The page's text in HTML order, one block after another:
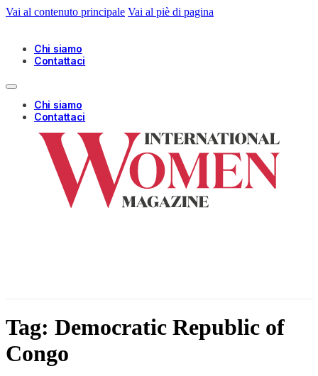
Vai al contenuto principale Vai al piè di pagina
Chi siamo
Contattaci
Chi siamo
Contattaci
Tag: Democratic Republic of
Congo